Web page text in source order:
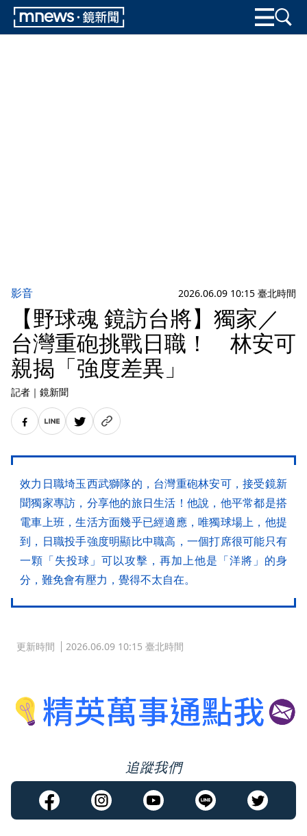
影音 2026.06.09 10:15 臺北時間
【野球魂 鏡訪台將】獨家／
台灣重砲挑戰日職！ 林安可
親揭「強度差異」
記者 ｜ 鏡新聞
效力日職埼玉西武獅隊的，台灣重砲林安可，接受鏡新
聞獨家專訪，分享他的旅日生活！他說，他平常都是搭
電車上班，生活方面幾乎已經適應，唯獨球場上，他提
到，日職投手強度明顯比中職高，一個打席很可能只有
一顆「失投球」可以攻擊，再加上他是「洋將」的身
分，難免會有壓力，覺得不太自在。
更新時間 2026.06.09 10:15 臺北時間
追蹤我們